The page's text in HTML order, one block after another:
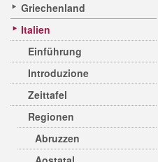
Griechenland
Italien
Einführung
Introduzione
Zeittafel
Regionen
Abruzzen